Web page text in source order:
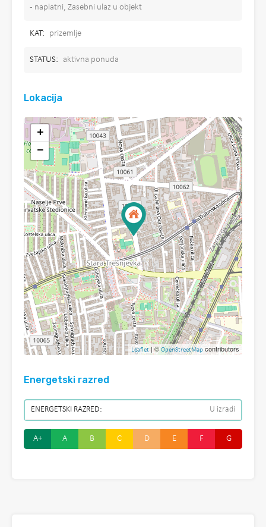
- naplatni, Zasebni ulaz u objekt
KAT: prizemlje
STATUS: aktivna ponuda
Lokacija
+
−
Leaflet| ©OpenStreetMap contributors
Energetski razred
ENERGETSKI RAZRED: U izradi
A+ A B C D E F G